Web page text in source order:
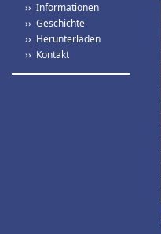
›› Informationen
›› Geschichte
›› Herunterladen
›› Kontakt